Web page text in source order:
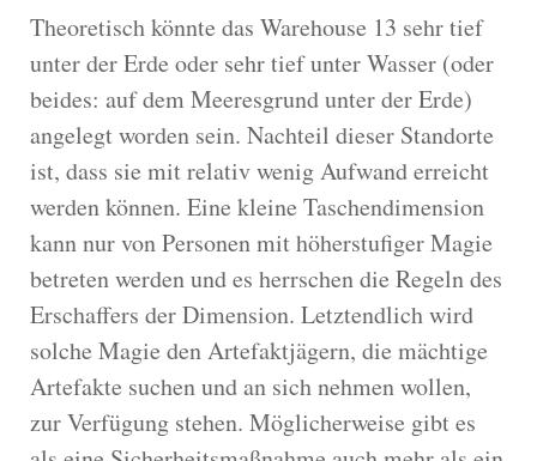
Theoretisch könnte das Warehouse 13 sehr tief
unter der Erde oder sehr tief unter Wasser (oder
beides: auf dem Meeresgrund unter der Erde)
angelegt worden sein. Nachteil dieser Standorte
ist, dass sie mit relativ wenig Aufwand erreicht
werden können. Eine kleine Taschendimension
kann nur von Personen mit höherstufiger Magie
betreten werden und es herrschen die Regeln des
Erschaffers der Dimension. Letztendlich wird
solche Magie den Artefaktjägern, die mächtige
Artefakte suchen und an sich nehmen wollen,
zur Verfügung stehen. Möglicherweise gibt es